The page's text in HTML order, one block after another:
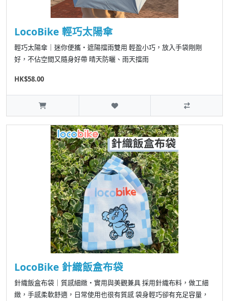
LocoBike 輕巧太陽傘
輕巧太陽傘｜迷你便攜・遮陽擋雨雙用 輕盈小巧，放入手袋剛剛
好，不佔空間又隨身好帶 晴天防曬、雨天擋雨
HK$58.00
LocoBike 針織飯盒布袋
針織飯盒布袋｜質感細緻・實用與美觀兼具 採用針織布料，做工細
緻，手感柔軟舒適，日常使用也很有質感 袋身輕巧卻有充足容量，